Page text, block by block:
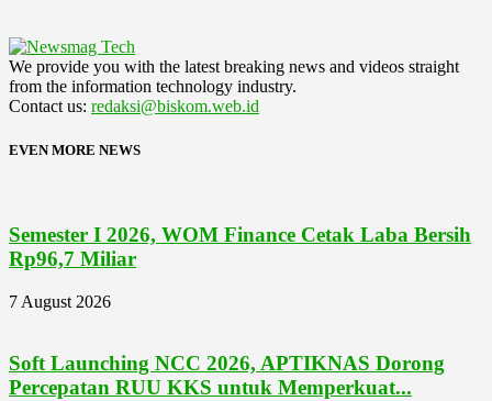
We provide you with the latest breaking news and videos straight
from the information technology industry.
Contact us: redaksi@biskom.web.id
EVEN MORE NEWS
Semester I 2026, WOM Finance Cetak Laba Bersih
Rp96,7 Miliar
7 August 2026
Soft Launching NCC 2026, APTIKNAS Dorong
Percepatan RUU KKS untuk Memperkuat...